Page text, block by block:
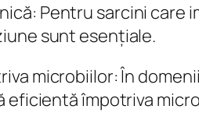
Pentru sarcini care
sunt esențiale.
microbiilor: În
eficientă împotriva